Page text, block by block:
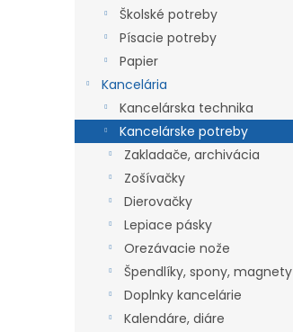
Školské potreby
Písacie potreby
Papier
Kancelária
Kancelárska technika
Kancelárske potreby
Zakladače, archivácia
Zošívačky
Dierovačky
Lepiace pásky
Orezávacie nože
Špendlíky, spony, magnety
Doplnky kancelárie
Kalendáre, diáre